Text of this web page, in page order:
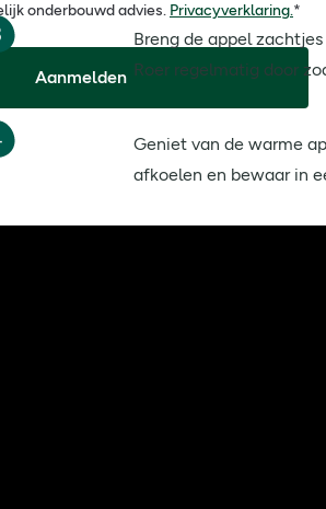
Breng de appel
Roer regelmatig door
Geniet van de warme
afkoelen en bewaar in
onderbouwd advies. Privacyverklaring.*
Aanmelden